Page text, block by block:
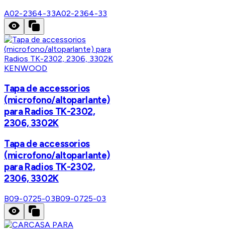
A02-2364-33A02-2364-33
KENWOOD
Tapa de accessorios
(microfono/altoparlante)
para Radios TK-2302,
2306, 3302K
Tapa de accessorios
(microfono/altoparlante)
para Radios TK-2302,
2306, 3302K
B09-0725-03B09-0725-03